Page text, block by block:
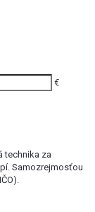
€
technika za
Samozrejmosťou